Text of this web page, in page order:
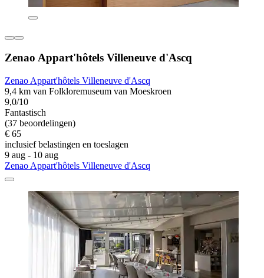
Zenao Appart'hôtels Villeneuve d'Ascq
Zenao Appart'hôtels Villeneuve d'Ascq
9,4 km van Folkloremuseum van Moeskroen
9,0/10
Fantastisch
(37 beoordelingen)
€ 65
inclusief belastingen en toeslagen
9 aug - 10 aug
Zenao Appart'hôtels Villeneuve d'Ascq